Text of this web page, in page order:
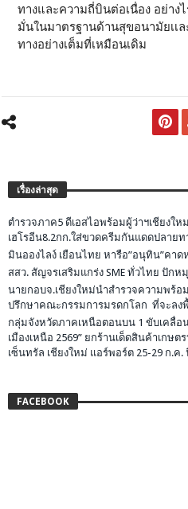
ทางและความถี่บินต่อเนื่อง อย่าง
มั่นในมาตรฐานด้านสุขอนามัยเเ
ทางอย่างเต็มที่เหมือนเดิม
เรื่องล่าสุด
ตำรวจภาค5 ดีเอสไอพร้อมผู้ว่าฯเชียงให
เฮโรอีน8.2กก.ใส่ขวดครีมกันแดดปลายท
มินอองไลง์ เยือนไทย หารือ”อนุทิน”คา
สสว. สัญจรเสริมแกร่ง SME ทั่วไทย ปัก
นายกอบจ.เชียงใหม่นำสำรวจความพร้อ
ปรึกษาคณะกรรมการมรดกโลก ที่จะลง
กลุ่มจังหวัดภาคเหนือตอนบน 1 ขับเคลื่อน
เมืองเหนือ 2569” ยกร้านเด็ดสินค้าเกษ
เซ็นทรัล เชียงใหม่ แอร์พอร์ต 25-29 ก.ค.
FACEBOOK